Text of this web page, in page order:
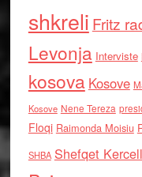
shkreli Fritz
Levonja Interviste
kosova Kosove
Kosove Nene Tereza
Floqi Raimonda Moisiu
SHBA Shefqet